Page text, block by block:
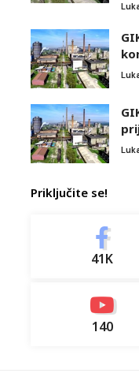
Priključite se!
41K
140